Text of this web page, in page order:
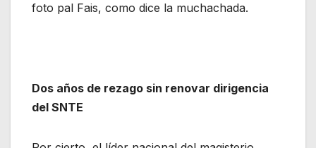
foto pal Fais, como dice la muchachada.
Dos años de rezago sin renovar dirigencia
del SNTE